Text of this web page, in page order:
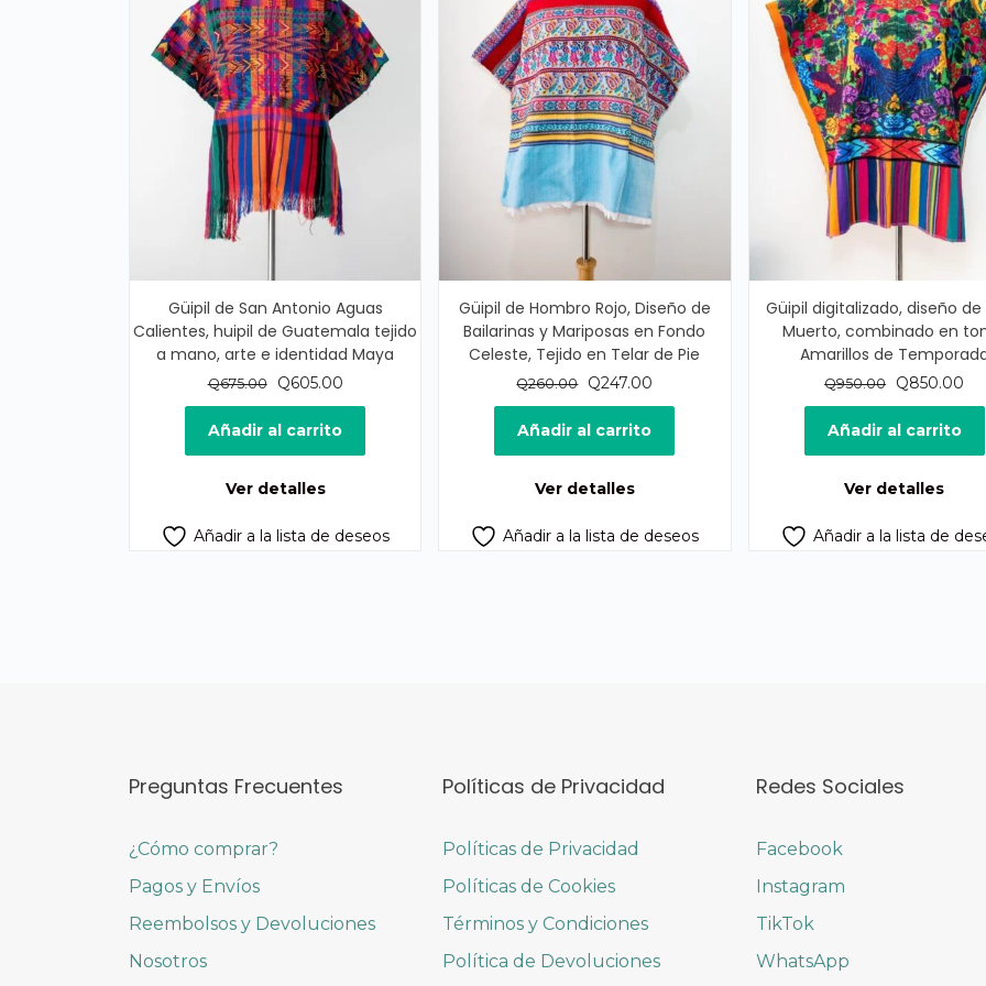
Güipil de San Antonio Aguas
Calientes, huipil de Guatemala tejido
a mano, arte e identidad Maya
Q675.00
El
precio
original
era:
Q605.00El
precio
actual
es:
Añadir al carrito
Ver detalles
Añadir a la lista de deseos
Güipil de Hombro Rojo, Diseño de
Bailarinas y Mariposas en Fondo
Celeste, Tejido en Telar de Pie
Q260.00
El
precio
original
era:
Q247.00
precio
es:
Añadir al carrito
Ver detalles
Añadir a la lista de deseos
Güipil digitalizado, diseño de
Muerto, combinado en
Amarillos de
Q950.00
El
precio
original
era:
Q850.00
es:
Añadir al carrito
Ver detalles
Añadir a la lista de
Preguntas Frecuentes
¿Cómo comprar?
Pagos y Envíos
Reembolsos y Devoluciones
Nosotros
Políticas de Privacidad
Políticas de Privacidad
Políticas de Cookies
Términos y Condiciones
Política de Devoluciones
Redes Sociales
Facebook
Instagram
TikTok
WhatsApp